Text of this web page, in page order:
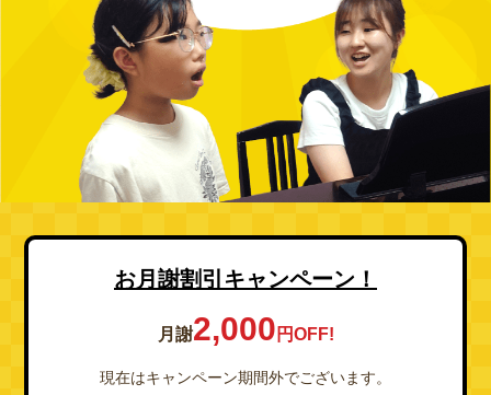
お月謝割引キャンペーン！
月謝2,000 円OFF!
現在はキャンペーン期間外でございます。